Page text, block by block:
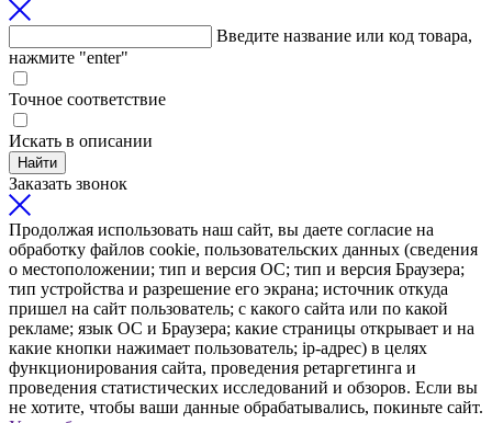
Введите название или код товара,
нажмите "enter"
Точное соответствие
Искать в описании
Найти
Заказать звонок
Продолжая использовать наш сайт, вы даете согласие на
обработку файлов cookie, пользовательских данных (сведения
о местоположении; тип и версия ОС; тип и версия Браузера;
тип устройства и разрешение его экрана; источник откуда
пришел на сайт пользователь; с какого сайта или по какой
рекламе; язык ОС и Браузера; какие страницы открывает и на
какие кнопки нажимает пользователь; ip-адрес) в целях
функционирования сайта, проведения ретаргетинга и
проведения статистических исследований и обзоров. Если вы
не хотите, чтобы ваши данные обрабатывались, покиньте сайт.